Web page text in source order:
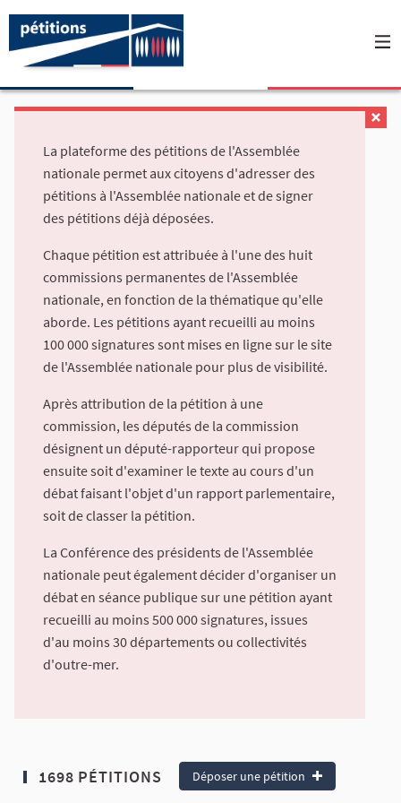
La plateforme des pétitions de l'Assemblée
nationale permet aux citoyens d'adresser des
pétitions à l'Assemblée nationale et de signer
des pétitions déjà déposées.
Chaque pétition est attribuée à l'une des huit
commissions permanentes de l'Assemblée
nationale, en fonction de la thématique qu'elle
aborde. Les pétitions ayant recueilli au moins
100 000 signatures sont mises en ligne sur le site
de l'Assemblée nationale pour plus de visibilité.
Après attribution de la pétition à une
commission, les députés de la commission
désignent un député-rapporteur qui propose
ensuite soit d'examiner le texte au cours d'un
débat faisant l'objet d'un rapport parlementaire,
soit de classer la pétition.
La Conférence des présidents de l'Assemblée
nationale peut également décider d'organiser un
débat en séance publique sur une pétition ayant
recueilli au moins 500 000 signatures, issues
d'au moins 30 départements ou collectivités
d'outre-mer.
1698 PÉTITIONS Déposer une pétition